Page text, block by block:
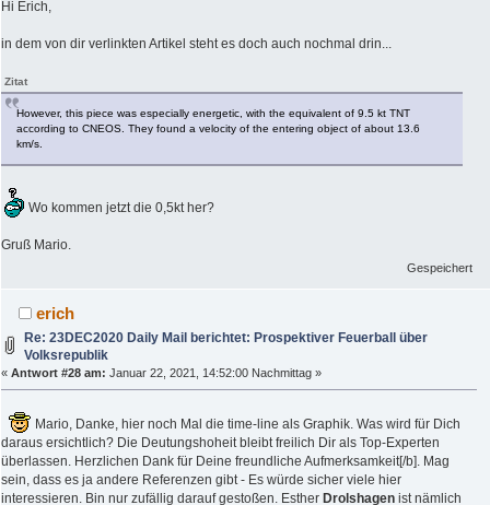
Hi Erich,
in dem von dir verlinkten Artikel steht es doch auch nochmal drin...
Zitat
However, this piece was especially energetic, with the equivalent of 9.5 kt TNT
according to CNEOS. They found a velocity of the entering object of about 13.6
km/s.
Wo kommen jetzt die 0,5kt her?
Gruß Mario.
Gespeichert
erich
Re: 23DEC2020 Daily Mail berichtet: Prospektiver Feuerball über
Volksrepublik
« Antwort #28 am: Januar 22, 2021, 14:52:00 Nachmittag »
Mario, Danke, hier noch Mal die time-line als Graphik. Was wird für Dich
daraus ersichtlich? Die Deutungshoheit bleibt freilich Dir als Top-Experten
überlassen. Herzlichen Dank für Deine freundliche Aufmerksamkeit[/b]. Mag
sein, dass es ja andere Referenzen gibt - Es würde sicher viele hier
interessieren. Bin nur zufällig darauf gestoßen. Esther Drolshagen ist nämlich